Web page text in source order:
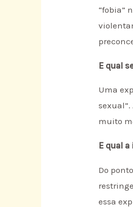
“fobia”
E qual
Uma
muito
E qual
Do
essa